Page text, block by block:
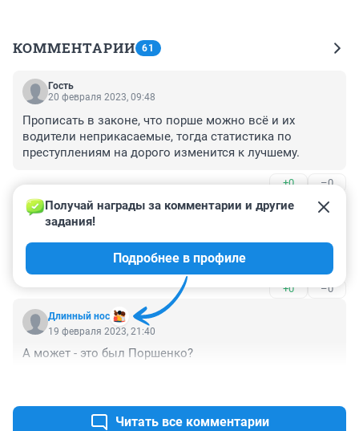
КОММЕНТАРИИ 61
Гость
20 февраля 2023, 09:48
Прописать в законе, что порше можно всё и их
водители неприкасаемые, тогда статистика по
преступлениям на дорого изменится к лучшему.
+0 –0
Гость
20 февраля 2023, 00:30
О , да у того подушка ! А чо было-то ??? Колхоз
Большое дышло !
+0 –0
Длинный нос
Получай награды за комментарии и другие
задания!
Подробнее в профиле
19 февраля 2023, 21:40
А может - это был Поршенко?
Читать все комментарии